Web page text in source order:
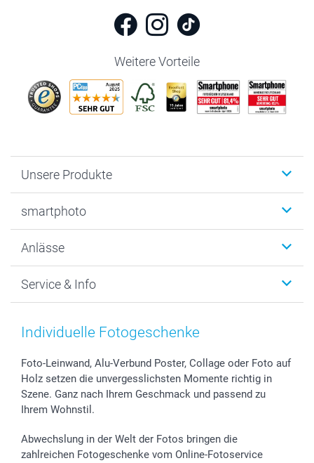
Weitere Vorteile
Unsere Produkte
Fotogeschenke
MyNameBook
Fotoabzüge, Fotos als Buch & Poster
Zubehör & Material
Sticker & Etiketten
Geschenk-Gutscheine (PDF)
smartphoto
Warum smartphoto
Datenschutz
AGB
Presse
Partnerprogramme
Investor Relations
Widerrufsrecht
Anlässe
Neujahr
Muttertag
Kommunion & Konfirmation
Hochzeit
Geburtstag
Zu allen Anlässen
Service & Info
Anmelden /Registrieren
Lieferfristen
72h Lieferung
Zahlungsmöglichkeiten
Status der Bestellung
smartfriends
Individuelle Fotogeschenke
Foto-Leinwand, Alu-Verbund Poster, Collage oder Foto auf
Holz setzen die unvergesslichsten Momente richtig in
Szene. Ganz nach Ihrem Geschmack und passend zu
Ihrem Wohnstil.
Abwechslung in der Welt der Fotos bringen die
zahlreichen Fotogeschenke vom Online-Fotoservice